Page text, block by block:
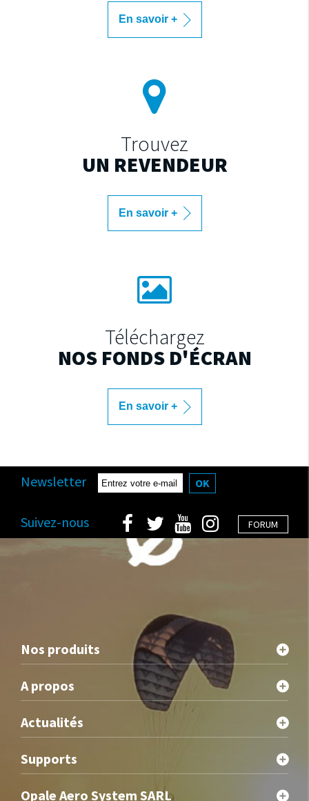
En savoir +
Trouvez
UN REVENDEUR
En savoir +
Téléchargez
NOS FONDS D'ÉCRAN
En savoir +
Newsletter OK
FORUM
Suivez-nous
Nos produits
A propos
Actualités
Supports
Opale Aero System SARL